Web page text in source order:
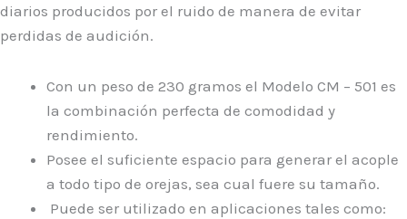
diarios producidos por el ruido de manera de evitar
perdidas de audición.
Con un peso de 230 gramos el Modelo CM – 501 es
la combinación perfecta de comodidad y
rendimiento.
Posee el suficiente espacio para generar el acople
a todo tipo de orejas, sea cual fuere su tamaño.
Puede ser utilizado en aplicaciones tales como: